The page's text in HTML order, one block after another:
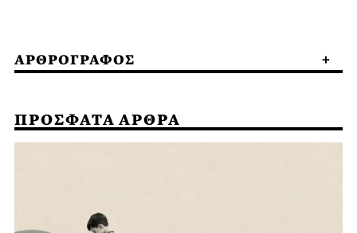
ΑΡΘΡΟΓΡΑΦΟΣ
ΠΡΟΣΦΑΤΑ ΑΡΘΡΑ